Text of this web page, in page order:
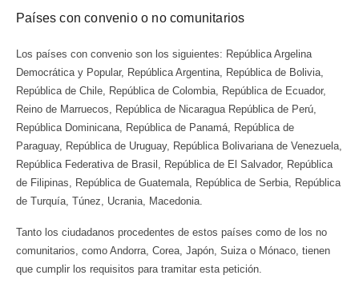
Países con convenio o no comunitarios
Los países con convenio son los siguientes: República Argelina
Democrática y Popular, República Argentina, República de Bolivia,
República de Chile, República de Colombia, República de Ecuador,
Reino de Marruecos, República de Nicaragua República de Perú,
República Dominicana, República de Panamá, República de
Paraguay, República de Uruguay, República Bolivariana de Venezuela,
República Federativa de Brasil, República de El Salvador, República
de Filipinas, República de Guatemala, República de Serbia, República
de Turquía, Túnez, Ucrania, Macedonia.
Tanto los ciudadanos procedentes de estos países como de los no
comunitarios, como Andorra, Corea, Japón, Suiza o Mónaco, tienen
que cumplir los requisitos para tramitar esta petición.